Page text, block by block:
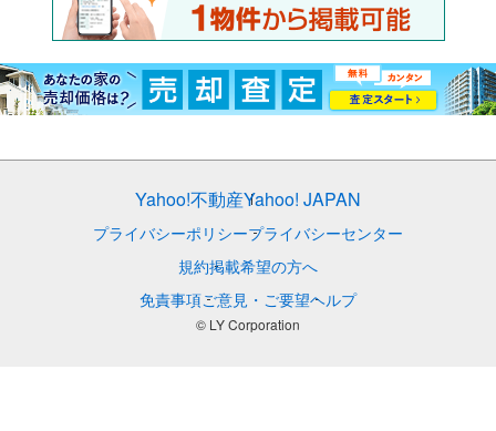
Yahoo!不動産Yahoo! JAPAN
プライバシーポリシープライバシーセンター
規約掲載希望の方へ
免責事項ご意見・ご要望ヘルプ
© LY Corporation